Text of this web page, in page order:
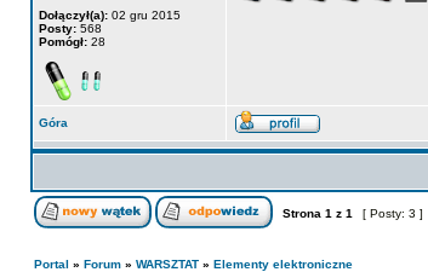
Dołączył(a): 02 gru 2015
Posty: 568
Pomógł: 28
Góra
Strona 1 z 1 [ Posty: 3 ]
Portal » Forum » WARSZTAT » Elementy elektroniczne